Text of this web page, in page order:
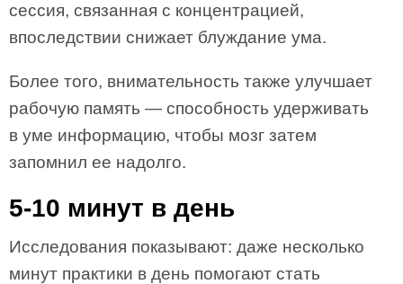
сессия, связанная с концентрацией,
впоследствии снижает блуждание ума.
Более того, внимательность также улучшает
рабочую память — способность удерживать
в уме информацию, чтобы мозг затем
запомнил ее надолго.
5-10 минут в день
Исследования показывают: даже несколько
минут практики в день помогают стать